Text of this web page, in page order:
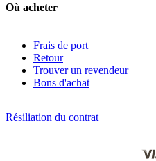
Où acheter
Frais de port
Retour
Trouver un revendeur
Bons d'achat
Résiliation du contrat